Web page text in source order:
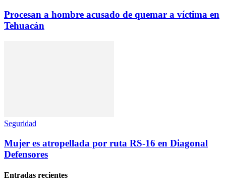
Procesan a hombre acusado de quemar a víctima en
Tehuacán
Seguridad
Mujer es atropellada por ruta RS-16 en Diagonal
Defensores
Entradas recientes